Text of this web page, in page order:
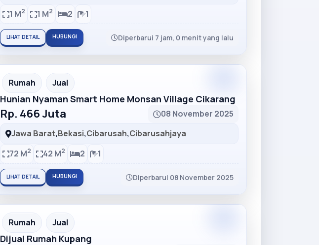
1 M2 1 M2 2 1
LIHAT DETAIL HUBUNGI Diperbarui 7 jam, 0 menit yang lalu
Partner Ad
Rumah Jual
Hunian Nyaman Smart Home Monsan Village Cikarang
Rp. 466 Juta
08 November 2025
Jawa Barat,Bekasi,Cibarusah,Cibarusahjaya
72 M2 42 M2 2 1
LIHAT DETAIL HUBUNGI Diperbarui 08 November 2025
Partner Ad
Rumah Jual
Dijual Rumah Kupang